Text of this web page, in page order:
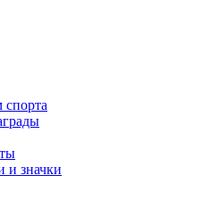
и значки